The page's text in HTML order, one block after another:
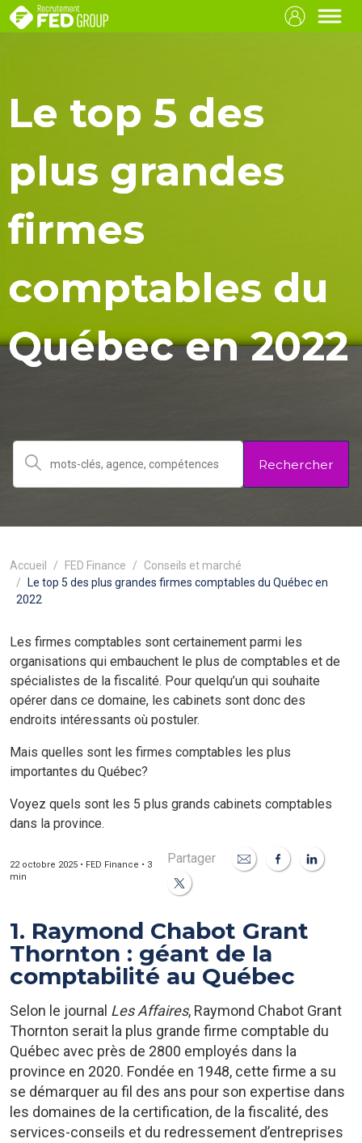
Le top 5 des
plus grandes
firmes
comptables du
Québec en 2022
Rechercher
Accueil FED Finance
Conseils et marché
Le top 5 des plus grandes firmes comptables du Québec en
2022
Les firmes comptables sont certainement parmi les
organisations qui embauchent le plus de comptables et de
spécialistes de la fiscalité. Pour quelqu’un qui souhaite
opérer dans ce domaine, les cabinets sont donc des
endroits intéressants où postuler.
Mais quelles sont les firmes comptables les plus
importantes du Québec?
Voyez quels sont les 5 plus grands cabinets comptables
dans la province.
22 octobre 2025 • FED Finance • 3
min
Partager
1. Raymond Chabot Grant
Thornton : géant de la
comptabilité au Québec
Selon le journal Les Affaires, Raymond Chabot Grant
Thornton serait la plus grande firme comptable du
Québec avec près de 2800 employés dans la
province en 2020. Fondée en 1948, cette firme a su
se démarquer au fil des ans pour son expertise dans
les domaines de la certification, de la fiscalité, des
services-conseils et du redressement d’entreprises